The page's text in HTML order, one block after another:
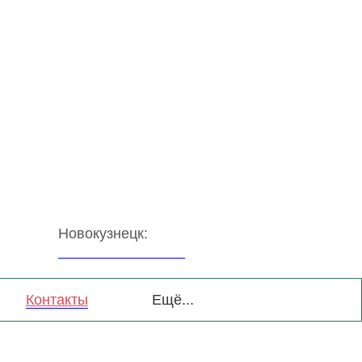
Новокузнецк:
Контакты Ещё...